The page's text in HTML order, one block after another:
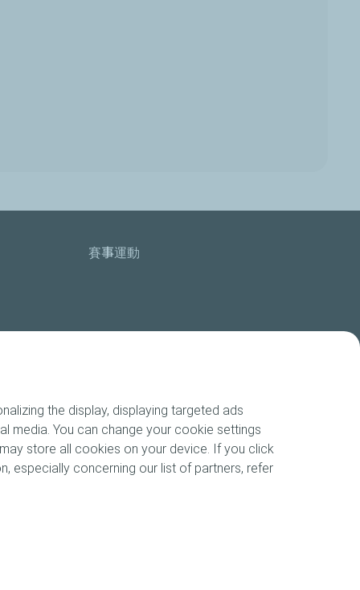
賽事運動
the display, displaying targeted ads
media. You can change your cookie settings
store all cookies on your device. If you click
especially concerning our list of partners, refer